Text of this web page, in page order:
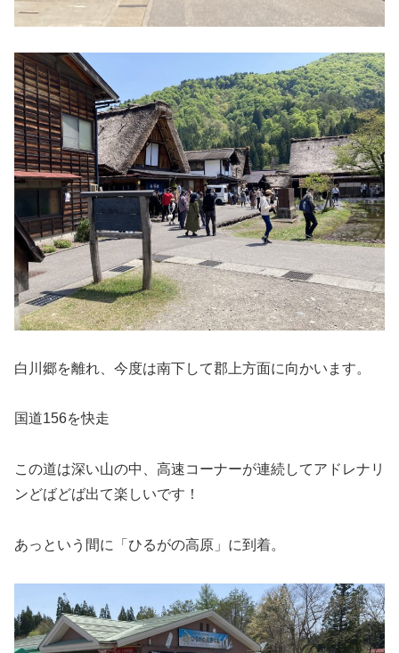
白川郷を離れ、今度は南下して郡上方面に向かいます。
国道156を快走
この道は深い山の中、高速コーナーが連続してアドレナリ
ンどばどば出て楽しいです！
あっという間に「ひるがの高原」に到着。